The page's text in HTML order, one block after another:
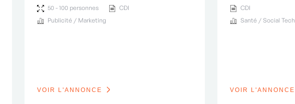
50 - 100 personnes
CDI
Publicité / Marketing
VOIR L'ANNONCE
CDI
Santé / Social Tech
VOIR L'ANNONCE